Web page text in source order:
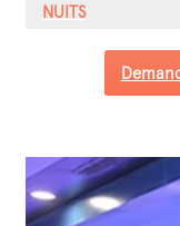
NUITS